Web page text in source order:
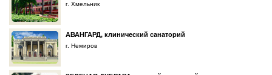
г. Хмельник
АВАНГАРД, клинический санаторий
г. Немиров